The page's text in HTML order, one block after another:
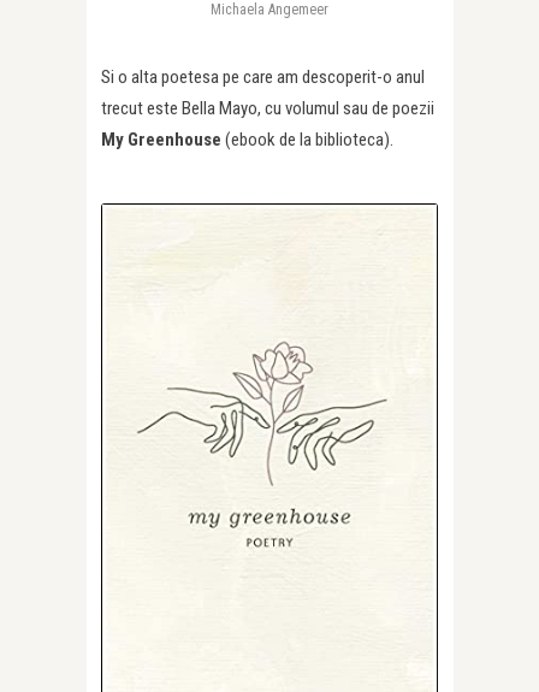
Michaela Angemeer
Si o alta poetesa pe care am descoperit-o anul
trecut este Bella Mayo, cu volumul sau de poezii
My Greenhouse (ebook de la biblioteca).